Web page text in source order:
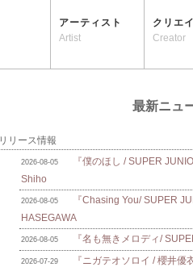
アーティスト
Artist
クリエ
Creator
最新ニュ
リリース情報
2026-08-05
『僕のほし / SUPER
Shiho
2026-08-05
『Chasing You/ SUPER
HASEGAWA
2026-08-05 『名も無きメロディ/
2026-07-29 『ニガテオソロイ / 櫻井